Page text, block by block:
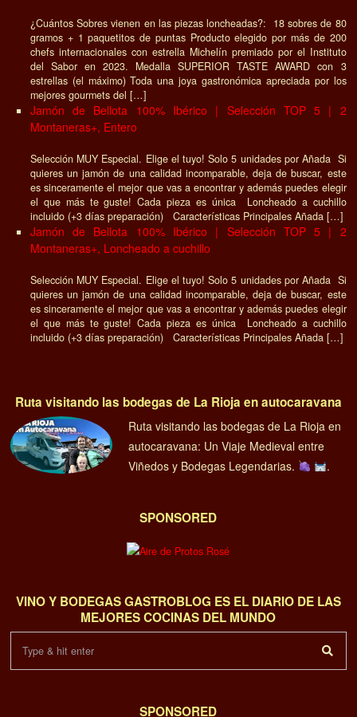
¿Cuántos Sobres vienen en las piezas loncheadas?: 18 sobres de 80
gramos + 1 paquetitos de puntas Producto elegido por más de 200
chefs internacionales con estrella Michelín premiado por el Instituto
del Sabor en 2023. Medalla SUPERIOR TASTE AWARD con 3
estrellas (el máximo) Toda una joya gastronómica apreciada por los
mejores gourmets del […]
Jamón de Bellota 100% Ibérico | Selección TOP 5 | 2
Montaneras+, Entero
Selección MUY Especial. Elige el tuyo! Solo 5 unidades por Añada Si
quieres un jamón de una calidad incomparable, deja de buscar, este
es sinceramente el mejor que vas a encontrar y además puedes elegir
el que más te guste! Cada pieza es única Loncheado a cuchillo
incluido (+3 días preparación) Características Principales Añada […]
Jamón de Bellota 100% Ibérico | Selección TOP 5 | 2
Montaneras+, Loncheado a cuchillo
Selección MUY Especial. Elige el tuyo! Solo 5 unidades por Añada Si
quieres un jamón de una calidad incomparable, deja de buscar, este
es sinceramente el mejor que vas a encontrar y además puedes elegir
el que más te guste! Cada pieza es única Loncheado a cuchillo
incluido (+3 días preparación) Características Principales Añada […]
Ruta visitando las bodegas de La Rioja en autocaravana
Ruta visitando las bodegas de La Rioja en
autocaravana: Un Viaje Medieval entre
Viñedos y Bodegas Legendarias.
.
SPONSORED
VINO Y BODEGAS GASTROBLOG ES EL DIARIO DE LAS
MEJORES COCINAS DEL MUNDO
SPONSORED